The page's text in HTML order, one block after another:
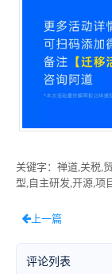
关键字 ：禅道,关税,
型,自主研发,开源,项
上一篇
评论列表